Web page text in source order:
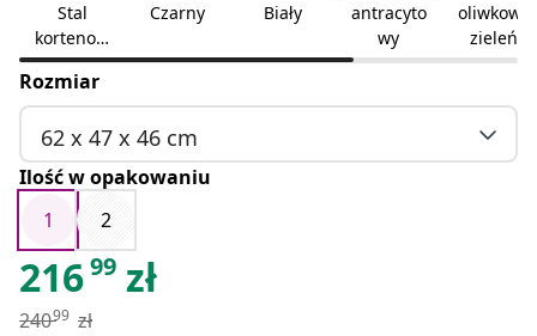
Stal
kortenow
ska
Czarny Biały
antracyto
wy
oliwkowa
zieleń
Rozmiar
62 x 47 x 46 cm
Ilość w opakowaniu
1
2
21699 zł
24099 zł